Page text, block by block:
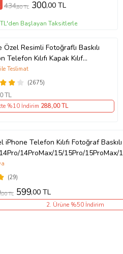
434,80 TL 300,00 TL
Başlayan Taksitlerle
Özel Resimli Fotoğraflı Baskılı
Telefon Kılıfı Kapak Kılıf
Modelleri Açıklamada)
(2675)
Teslimat
TL
%10 İndirim 288,00 TL
iPhone Telefon Kılıfı Fotoğraf Baskılı
14ProMax/15/15Pro/
(29)
,00 TL 599,00 TL
2. Ürüne %50 İndirim